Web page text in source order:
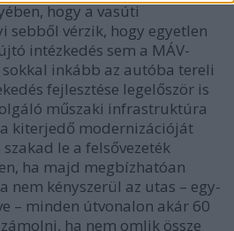
hogy a vasúti
sebből vérzik, hogy egyetlen
intézkedés sem a MÁV-
inkább az autóba tereli
fejlesztése legelőször is
műszaki infrastruktúra
kiterjedő modernizációját
le a felsővezeték
ha majd megbízhatóan
nem kényszerül az utas – egy-
– minden útvonalon akár 60
ha nem omlik össze